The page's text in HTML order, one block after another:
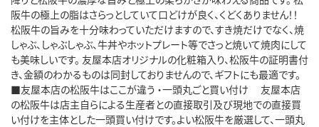
阪牛の極上の脂はさらっとしていて口どけが良く、くどくありません！！
松阪牛の旨みを十分味わっていただけますので、すき焼だけでなく、焼
しゃぶ、しゃぶしゃぶ、牛丼やホットプレート等でさっと焼いて焼肉にして
も美味しいです。 友屋本店オリジナルの化粧箱入り、松阪牛の証明書付
き、金額のわかるものは同封しておりませんので、ギフトにも最適です。
■友屋本店の松阪牛はここが違う ・一頭丸ごと買い付け 友屋本店
の松阪牛は店主自らによる生産者との直接取引及び現地での直接買
い付けを主体とした一頭買い付けです。よい松阪牛を厳選して、一頭丸